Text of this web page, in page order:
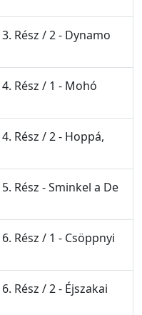
Rész / 2 - Dynamo
Rész / 1 - Mohó
Rész / 2 - Hoppá,
Rész - Sminkel a De
Rész / 1 - Csöppnyi
Rész / 2 - Éjszakai